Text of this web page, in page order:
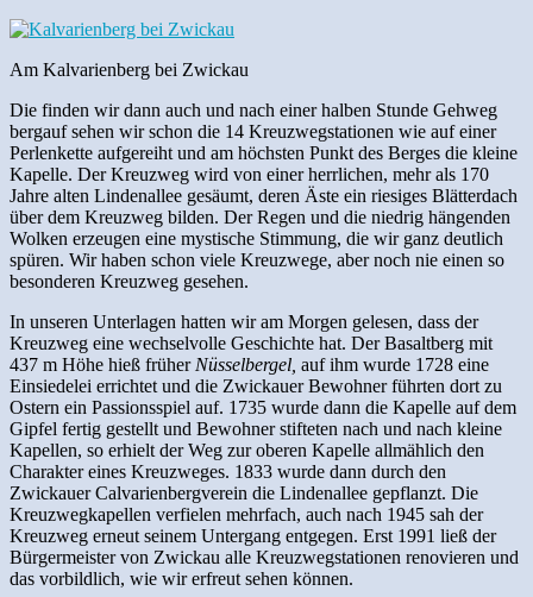
Am Kalvarienberg bei Zwickau
Die finden wir dann auch und nach einer halben Stunde Gehweg
bergauf sehen wir schon die 14 Kreuzwegstationen wie auf einer
Perlenkette aufgereiht und am höchsten Punkt des Berges die kleine
Kapelle. Der Kreuzweg wird von einer herrlichen, mehr als 170
Jahre alten Lindenallee gesäumt, deren Äste ein riesiges Blätterdach
über dem Kreuzweg bilden. Der Regen und die niedrig hängenden
Wolken erzeugen eine mystische Stimmung, die wir ganz deutlich
spüren. Wir haben schon viele Kreuzwege, aber noch nie einen so
besonderen Kreuzweg gesehen.
In unseren Unterlagen hatten wir am Morgen gelesen, dass der
Kreuzweg eine wechselvolle Geschichte hat. Der Basaltberg mit
437 m Höhe hieß früher Nüsselbergel, auf ihm wurde 1728 eine
Einsiedelei errichtet und die Zwickauer Bewohner führten dort zu
Ostern ein Passionsspiel auf. 1735 wurde dann die Kapelle auf dem
Gipfel fertig gestellt und Bewohner stifteten nach und nach kleine
Kapellen, so erhielt der Weg zur oberen Kapelle allmählich den
Charakter eines Kreuzweges. 1833 wurde dann durch den
Zwickauer Calvarienbergverein die Lindenallee gepflanzt. Die
Kreuzwegkapellen verfielen mehrfach, auch nach 1945 sah der
Kreuzweg erneut seinem Untergang entgegen. Erst 1991 ließ der
Bürgermeister von Zwickau alle Kreuzwegstationen renovieren und
das vorbildlich, wie wir erfreut sehen können.